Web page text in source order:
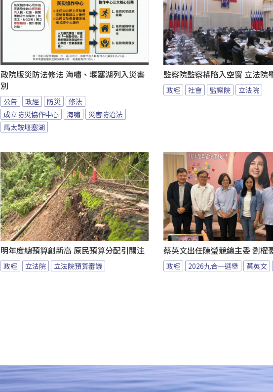
政院版災防法修法 海嘯、堰塞湖列入災害
別
公告 政經 防災
修法
成立防災協作中心
海嘯
災害防治法
馬太鞍堰塞湖
監察院監察權陷入空窗 立法院
政經 社會 監察院 立法院
明年度總預算創新高 原民預算分配引關注
政經 立法院 立法院預算審議
蔡英文出任陳瑩競總主委 劉櫂
政經 2026九合一選舉 蔡英文